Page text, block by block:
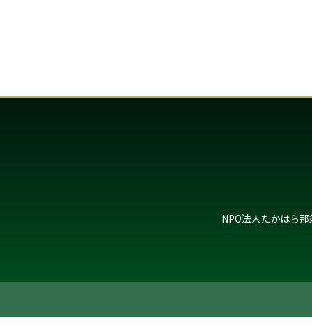
NPO法人たかはら